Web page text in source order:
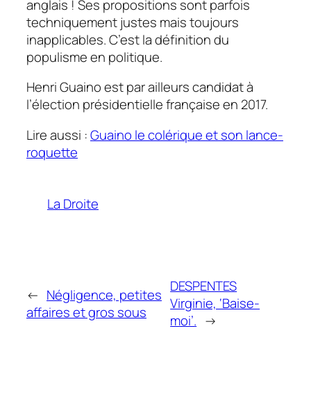
anglais ! Ses propositions sont parfois
techniquement justes mais toujours
inapplicables. C’est la définition du
populisme en politique.
Henri Guaino est par ailleurs candidat à
l’élection présidentielle française en 2017.
Lire aussi :Guaino le colérique et son lance-
roquette
La Droite
← Négligence, petites
affaires et gros sous
DESPENTES
Virginie, ‘Baise-
moi’. →